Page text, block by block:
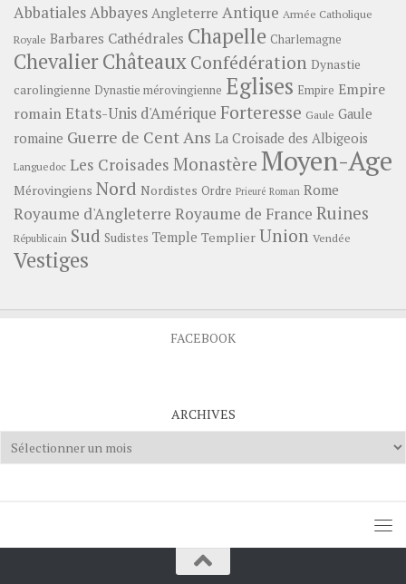
Abbatiales Abbayes Angleterre Antique Armée Catholique
Royale Barbares Cathédrales Chapelle Charlemagne
ChevalierChâteauxConfédération Dynastie
carolingienne Dynastie mérovingienne Eglises Empire Empire
romainEtats-Unis d'Amérique Forteresse Gaule Gaule
romaine Guerre de Cent Ans La Croisade des Albigeois
Languedoc Les Croisades Monastère Moyen-Age
Mérovingiens Nord Nordistes Ordre Prieuré Roman Rome
Royaume d'Angleterre Royaume de France Ruines
Républicain Sud Sudistes Temple Templier Union Vendée
Vestiges
FACEBOOK
ARCHIVES
Archives